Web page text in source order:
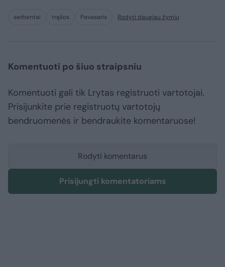
serbentai trąšos Pavasaris Rodyti daugiau žymių
Komentuoti po šiuo straipsniu
Komentuoti gali tik Lrytas registruoti vartotojai.
Prisijunkite prie registruotų vartotojų
bendruomenės ir bendraukite komentaruose!
Rodyti komentarus
Prisijungti komentatoriams